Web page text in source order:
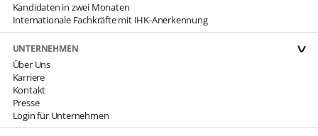
Kandidaten in zwei Monaten
Internationale Fachkräfte mit IHK-Anerkennung
UNTERNEHMEN
Über Uns
Karriere
Kontakt
Presse
Login für Unternehmen